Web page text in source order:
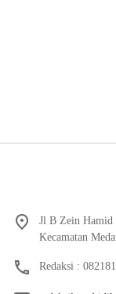
Jl B Zein Hamid
Kecamatan
Redaksi :